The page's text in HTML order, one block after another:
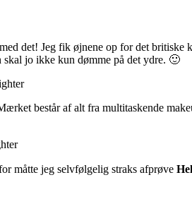
det! Jeg fik øjnene op for det britiske
skal jo ikke kun dømme på det ydre. 🙂
består af alt fra multitaskende
måtte jeg selvfølgelig straks afprøve